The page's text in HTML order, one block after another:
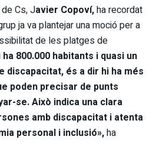
Cs, Javier Copoví,ha recordat
ja va plantejar una moció per a
de les platges de
800.000 habitants i quasi un
discapacitat, és a dir hi ha més
poden precisar de punts
se. Això indica una clara
amb discapacitat i atenta
personal i inclusió»,ha